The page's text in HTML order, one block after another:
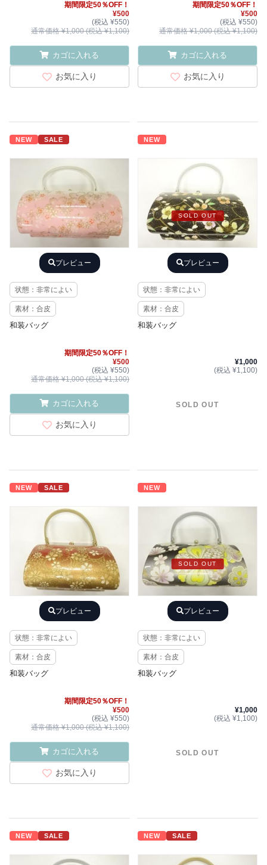
期間限定50％OFF！
¥500
(税込 ¥550)
通常価格 ¥1,000 (税込 ¥1,100)
カゴに入れる
お気に入り
期間限定50％OFF！
¥500
(税込 ¥550)
通常価格 ¥1,000 (税込 ¥1,100)
カゴに入れる
お気に入り
NEW SALE
プレビュー
状態：非常によい
素材：合皮
和装バッグ
期間限定50％OFF！
¥500
(税込 ¥550)
通常価格 ¥1,000 (税込 ¥1,100)
カゴに入れる
お気に入り
NEW
SOLD OUT
プレビュー
状態：非常によい
素材：合皮
和装バッグ
¥1,000
(税込 ¥1,100)
SOLD OUT
NEW SALE
プレビュー
状態：非常によい
素材：合皮
和装バッグ
期間限定50％OFF！
¥500
(税込 ¥550)
通常価格 ¥1,000 (税込 ¥1,100)
カゴに入れる
お気に入り
NEW
SOLD OUT
プレビュー
状態：非常によい
素材：合皮
和装バッグ
¥1,000
(税込 ¥1,100)
SOLD OUT
NEW SALE NEW SALE